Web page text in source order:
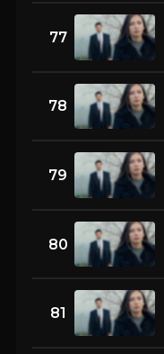
77
78
79
80
81